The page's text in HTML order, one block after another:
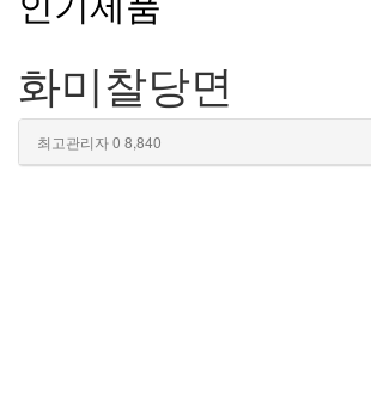
화미찰당면
최고관리자0 8,840